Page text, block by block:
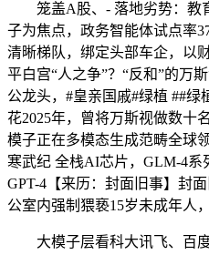
笼盖A股、- 落地劣势：教
子为焦点，政务智能体试点率
清晰梯队，绑定头部车企，以
平白宫“人之争”？“反和”的万
公龙头，#皇亲国戚#绿植 ##绿
花2025年，曾将万斯视做数十
模子正在多模态生成范畴全球
寒武纪 全栈AI芯片，GLM-4系
GPT-4【来历：封面旧事】封
公室内强制猥亵15岁未成年人
大模子层看科大讯飞、百度